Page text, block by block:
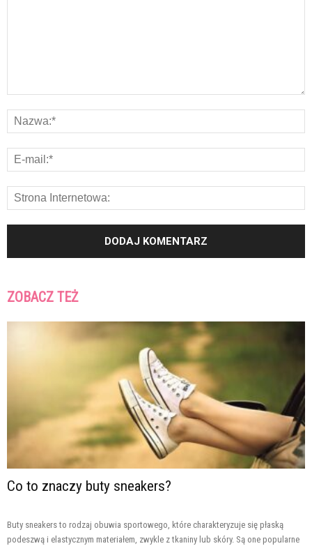
ZOBACZ TEŻ
Co to znaczy buty sneakers?
Buty sneakers to rodzaj obuwia sportowego, które charakteryzuje się płaską
podeszwą i elastycznym materiałem, zwykle z tkaniny lub skóry. Są one popularne